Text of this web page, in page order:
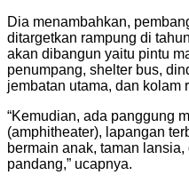
Dia menambahkan,
ditargetkan rampung di
akan dibangun yaitu pintu
penumpang, shelter bus,
jembatan utama, dan kolam
“Kemudian, ada panggung
(amphitheater), lapangan
bermain anak, taman
pandang,” ucapnya.